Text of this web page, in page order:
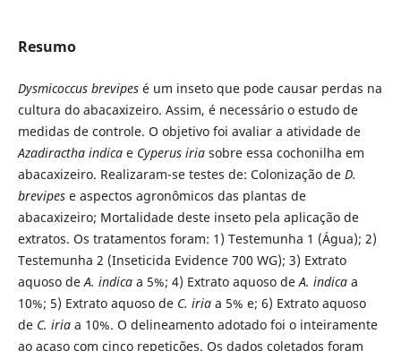
Resumo
Dysmicoccus brevipesé um inseto que pode causar perdas na
cultura do abacaxizeiro. Assim, é necessário o estudo de
medidas de controle. O objetivo foi avaliar a atividade de
Azadiractha indica e Cyperus iria sobre essa cochonilha em
abacaxizeiro. Realizaram-se testes de: Colonização de D.
brevipese aspectos agronômicos das plantas de
abacaxizeiro; Mortalidade deste inseto pela aplicação de
extratos. Os tratamentos foram: 1) Testemunha 1 (Água); 2)
Testemunha 2 (Inseticida Evidence 700 WG); 3) Extrato
aquoso deA. indicaa 5%; 4) Extrato aquoso deA. indicaa
10%; 5) Extrato aquoso de C. iriaa 5% e; 6) Extrato aquoso
de C. iriaa 10%. O delineamento adotado foi o inteiramente
ao acaso com cinco repetições. Os dados coletados foram